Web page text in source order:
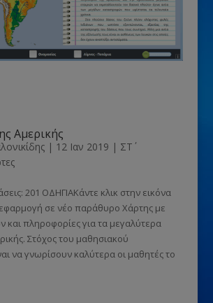
Αμερικής
| 12 Ιαν 2019 | ΣΤ΄
201 ΟΔΗΓΙΑΚάντε κλικ στην εικόνα
εφαρμογή σε νέο παράθυρο Χάρτης με
και πληροφορίες για τα μεγαλύτερα
Στόχος του μαθησιακού
να γνωρίσουν καλύτερα οι μαθητές το